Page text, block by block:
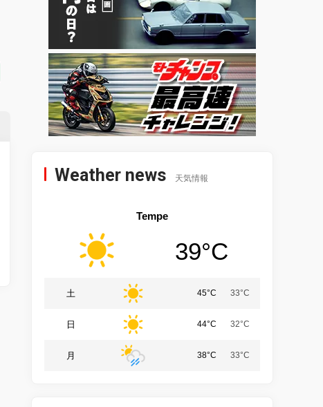
Weather news 天気情報
Tempe
39°C
土 45°C 33°C
日 44°C 32°C
月 38°C 33°C